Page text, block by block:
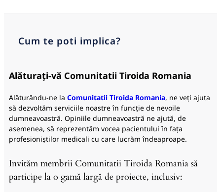
Cum te poti implica?
Alăturați-vă Comunitatii Tiroida Romania
Alăturându-ne la Comunitatii Tiroida Romania, ne veți ajuta
să dezvoltăm serviciile noastre în funcție de nevoile
dumneavoastră. Opiniile dumneavoastră ne ajută, de
asemenea, să reprezentăm vocea pacientului în fața
profesioniștilor medicali cu care lucrăm îndeaproape.
Invităm membrii Comunitatii Tiroida Romania să
participe la o gamă largă de proiecte, inclusiv: